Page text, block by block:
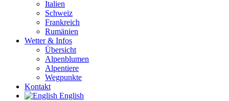
Italien
Schweiz
Frankreich
Rumänien
Wetter & Infos
Übersicht
Alpenblumen
Alpentiere
Wegpunkte
Kontakt
English